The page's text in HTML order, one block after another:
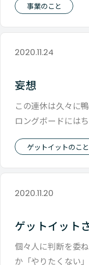
事業のこと
2020.11.24
妄想
この連休は久々に
ロングボードには
ゲットイットのこと
2020.11.20
ゲットイット
個々人に判断を委
か「やりたくない